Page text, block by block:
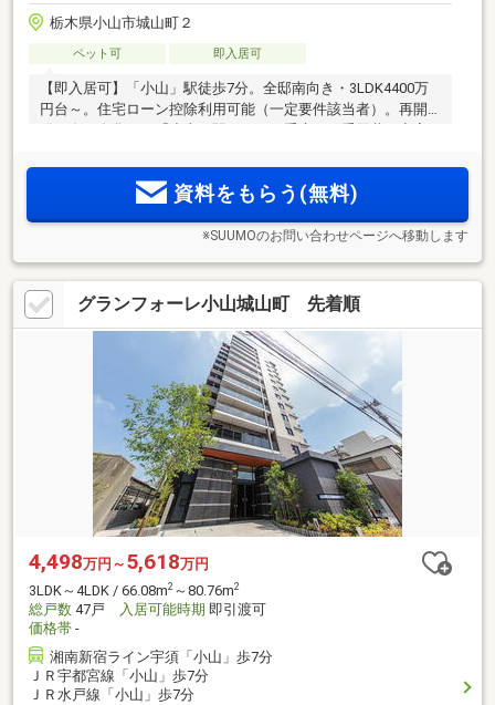
栃木県小山市城山町２
ペット可 即入居可
【即入居可】「小山」駅徒歩7分。全邸南向き・3LDK4400万
円台～。住宅ローン控除利用可能（一定要件該当者）。再開
実際の空間の魅力をご体感いただけます。ぜひ、お気軽に見
にいらしてください。資料をもらう(無料)
※SUUMOのお問い合わせページへ移動します
グランフォーレ小山城山町 先着順
4,498万円～ 5,618万円
3LDK～4LDK / 66.08m2 ～80.76m2
総戸数 47戸 入居可能時期 即引渡可
価格帯 -
湘南新宿ライン宇須「小山」歩7分
ＪＲ宇都宮線「小山」歩7分
ＪＲ水戸線「小山」歩7分